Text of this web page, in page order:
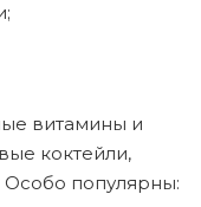
витамины и
коктейли,
популярны: